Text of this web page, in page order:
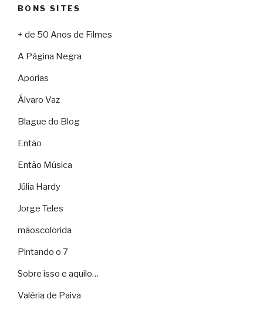
BONS SITES
+ de 50 Anos de Filmes
A Página Negra
Aporias
Álvaro Vaz
Blague do Blog
Então
Então Música
Júlia Hardy
Jorge Teles
mãoscolorida
Pintando o 7
Sobre isso e aquilo…
Valéria de Paiva